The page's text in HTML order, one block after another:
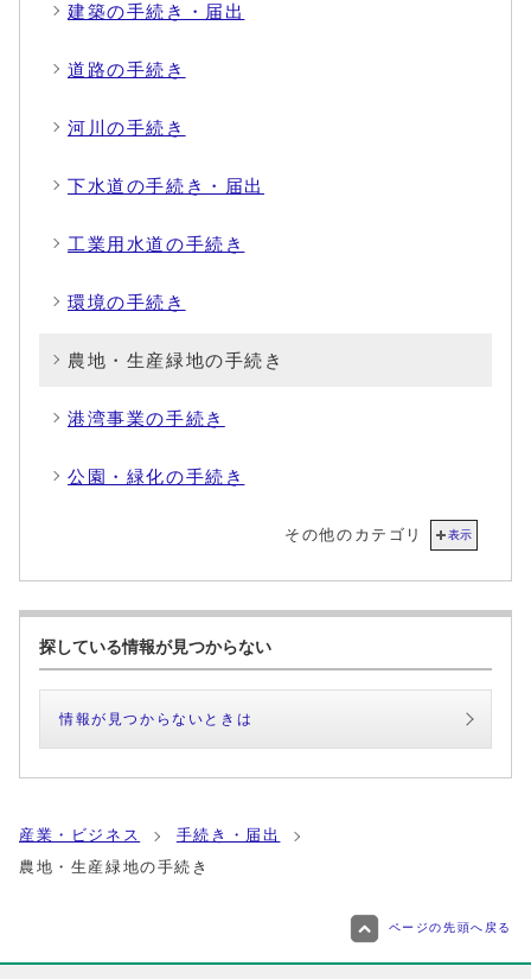
建築の手続き・届出
道路の手続き
河川の手続き
下水道の手続き・届出
工業用水道の手続き
環境の手続き
農地・生産緑地の手続き
港湾事業の手続き
公園・緑化の手続き
その他のカテゴリ 表示
探している情報が見つからない
情報が見つからないときは
産業・ビジネス
手続き・届出
農地・生産緑地の手続き
ページの先頭へ戻る